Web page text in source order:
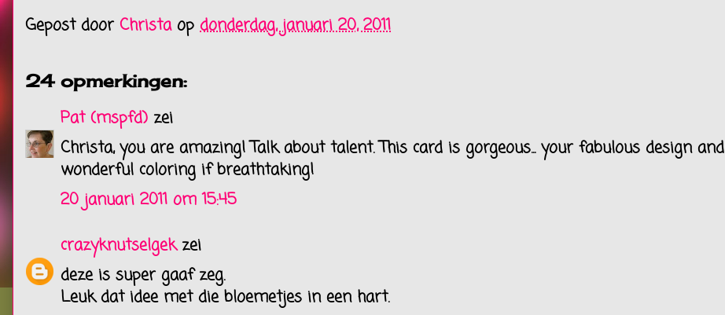
Gepost doorChrista op donderdag, januari 20, 2011
24 opmerkingen:
Pat (mspfd) zei
Christa, you are amazing! Talk about talent. This card is gorgeous... your fabulous design and
wonderful coloring if breathtaking!
20 januari 2011 om 15:45
crazyknutselgekzei
deze is super gaaf zeg.
Leuk dat idee met die bloemetjes in een hart.